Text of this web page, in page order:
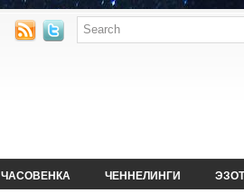
ЧАСОВЕНКА ЧЕННЕЛИНГИ